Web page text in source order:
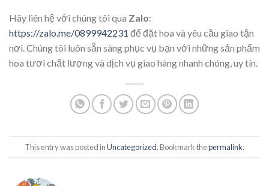
Hãy liên hệ với chúng tôi qua Zalo:
https://zalo.me/0899942231 để đặt hoa và yêu cầu giao tận
nơi. Chúng tôi luôn sẵn sàng phục vụ bạn với những sản phẩm
hoa tươi chất lượng và dịch vụ giao hàng nhanh chóng, uy tín.
This entry was posted inUncategorized. Bookmark thepermalink.